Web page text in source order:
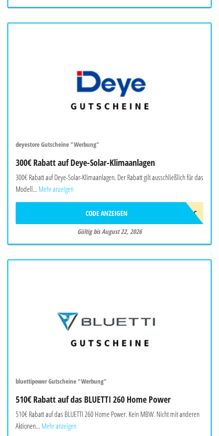
deyestore Gutscheine "Werbung"
300€ Rabatt auf Deye-Solar-Klimaanlagen
300€ Rabatt auf Deye-Solar-Klimaanlagen. Der Rabatt gilt ausschließlich für das
Modell... Mehr anzeigen
2026DEYEAWINAC
CODE ANZEIGEN
Gültig bis August 22, 2026
bluettipower Gutscheine "Werbung"
510€ Rabatt auf das BLUETTI 260 Home Power
510€ Rabatt auf das BLUETTI 260 Home Power. Kein MBW. Nicht mit anderen
Aktionen... Mehr anzeigen